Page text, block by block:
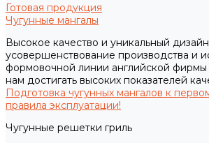
Готовая продукция
Чугунные мангалы
Высокое качество и уникальный
усовершенствование производства и
формовочной линии английской фирмы
нам достигать высоких показателей
Подготовка чугунных мангалов к
правила эксплуатации!
Чугунные решетки гриль